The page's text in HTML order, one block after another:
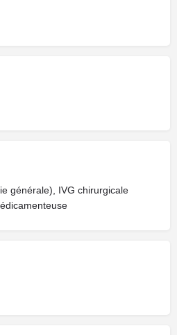
générale), IVG chirurgicale